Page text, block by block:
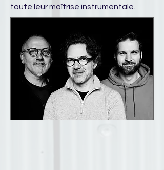
toute leur maîtrise instrumentale.